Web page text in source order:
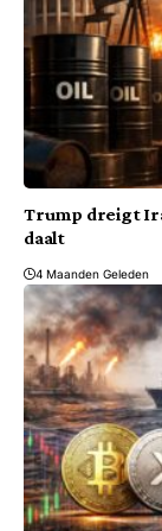
Trump dreigt
daalt
4 Maanden Geleden